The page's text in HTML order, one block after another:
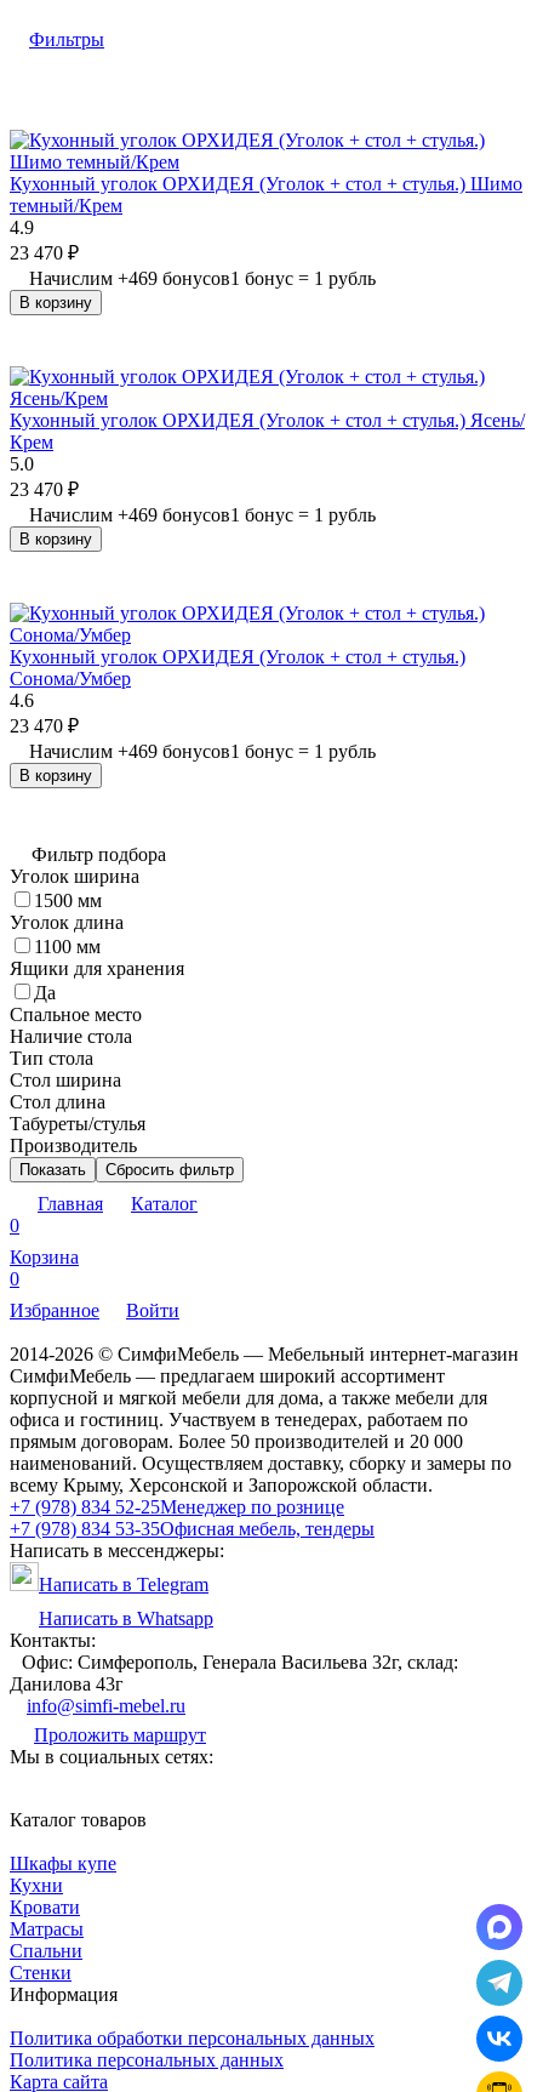
Фильтры
Кухонный уголок ОРХИДЕЯ (Уголок + стол + стулья.) Шимо
темный/Крем
4.9
23 470 ₽
Начислим +469 бонусов1 бонус = 1 рубль
В корзину
Кухонный уголок ОРХИДЕЯ (Уголок + стол + стулья.) Ясень/
Крем
5.0
23 470 ₽
Начислим +469 бонусов1 бонус = 1 рубль
В корзину
Кухонный уголок ОРХИДЕЯ (Уголок + стол + стулья.)
Сонома/Умбер
4.6
23 470 ₽
Начислим +469 бонусов1 бонус = 1 рубль
В корзину
Фильтр подбора
Уголок ширина
1500 мм
Уголок длина
1100 мм
Ящики для хранения
Да
Спальное место
Наличие стола
Тип стола
Стол ширина
Стол длина
Табуреты/стулья
Производитель
Показать Сбросить фильтр
Главная
Каталог
0
Корзина
0
Избранное
Войти
2014-2026 © СимфиМебель — Мебельный интернет-магазин
СимфиМебель — предлагаем широкий ассортимент
корпусной и мягкой мебели для дома, а также мебели для
офиса и гостиниц. Участвуем в тенедерах, работаем по
прямым договорам. Более 50 производителей и 20 000
наименований. Осуществляем доставку, сборку и замеры по
всему Крыму, Херсонской и Запорожской области.
+7 (978) 834 52-25Менеджер по рознице
+7 (978) 834 53-35Офисная мебель, тендеры
Написать в мессенджеры:
Написать в Telegram
Написать в Whatsapp
Контакты:
Офис: Симферополь, Генерала Васильева 32г, склад:
Данилова 43г
info@simfi-mebel.ru
Проложить маршрут
Мы в социальных сетях:
Каталог товаров
Шкафы купе
Кухни
Кровати
Матрасы
Cпальни
Стенки
Информация
Политика обработки персональных данных
Политика персональных данных
Карта сайта